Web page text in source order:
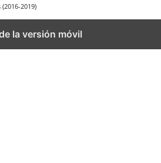
2019)
la versión móvil